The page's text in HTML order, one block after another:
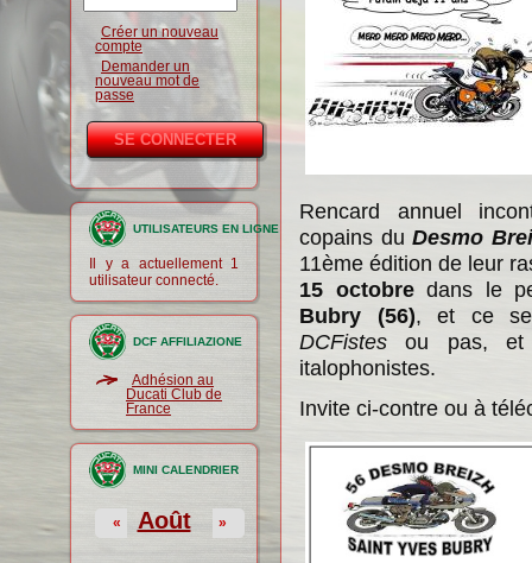
Créer un nouveau
compte
Demander un
nouveau mot de
passe
UTILISATEURS EN LIGNE
Il y a actuellement 1
utilisateur connecté.
DCF AFFILIAZIONE
Adhésion au
Ducati Club de
France
MINI CALENDRIER
Août
« »
Rencard annuel
copains duDesmo
11ème édition de leur
15 octobredans le
Bubry (56), et ce
DCFistes ou pas, et
italophonistes.
Invite ci-contre ou à